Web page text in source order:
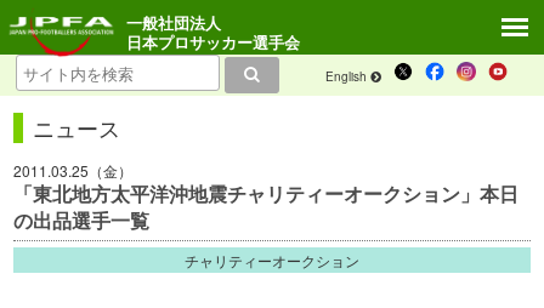
English
一般社団法人
日本プロサッカー選手会
ニュース
2011.03.25（金）
「東北地方太平洋沖地震チャリティーオークション」本日
の出品選手一覧
チャリティーオークション